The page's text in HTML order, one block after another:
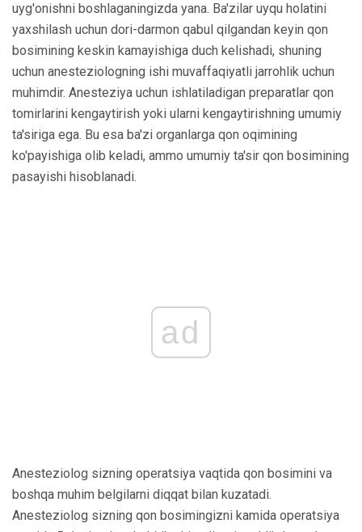
uyg'onishni boshlaganingizda yana. Ba'zilar uyqu holatini
yaxshilash uchun dori-darmon qabul qilgandan keyin qon
bosimining keskin kamayishiga duch kelishadi, shuning
uchun anesteziologning ishi muvaffaqiyatli jarrohlik uchun
muhimdir. Anesteziya uchun ishlatiladigan preparatlar qon
tomirlarini kengaytirish yoki ularni kengaytirishning umumiy
ta'siriga ega. Bu esa ba'zi organlarga qon oqimining
ko'payishiga olib keladi, ammo umumiy ta'sir qon bosimining
pasayishi hisoblanadi.
ad
Anesteziolog sizning operatsiya vaqtida qon bosimini va
boshqa muhim belgilarni diqqat bilan kuzatadi.
Anesteziolog sizning qon bosimingizni kamida operatsiya